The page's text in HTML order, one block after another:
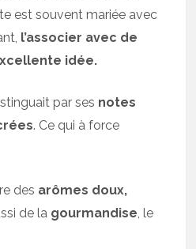
est souvent mariée avec
l’associer avec de
idée.
par ses notes
. Ce qui à force
des arômes doux,
de la gourmandise, le